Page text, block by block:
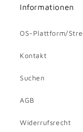
Informationen
OS-Plattform/
Kontakt
Suchen
AGB
Widerrufsrecht